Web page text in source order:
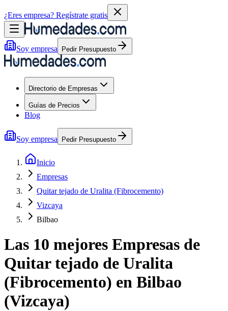
¿Eres empresa? Regístrate gratis
Soy empresa Pedir Presupuesto
Directorio de Empresas
Guías de Precios
Blog
Soy empresa Pedir Presupuesto
Inicio
Empresas
Quitar tejado de Uralita (Fibrocemento)
Vizcaya
Bilbao
Las 10 mejores Empresas de
Quitar tejado de Uralita
(Fibrocemento) en Bilbao
(Vizcaya)